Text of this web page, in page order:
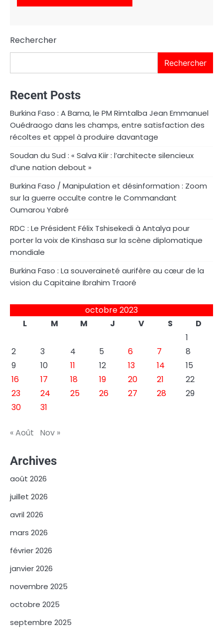
Rechercher
Rechercher
Recent Posts
Burkina Faso : A Bama, le PM Rimtalba Jean Emmanuel
Ouédraogo dans les champs, entre satisfaction des
récoltes et appel à produire davantage
Soudan du Sud : « Salva Kiir : l’architecte silencieux
d’une nation debout »
Burkina Faso / Manipulation et désinformation : Zoom
sur la guerre occulte contre le Commandant
Oumarou Yabré
RDC : Le Président Félix Tshisekedi à Antalya pour
porter la voix de Kinshasa sur la scène diplomatique
mondiale
Burkina Faso : La souveraineté aurifère au cœur de la
vision du Capitaine Ibrahim Traoré
octobre 2023
L
M M J V S
D
1
2
3 4 5 6 7
8
9
10 11 12 13 14
15
16
17 18 19 20 21
22
23
24 25 26 27 28
29
30
31
« Août Nov »
Archives
août 2026
juillet 2026
avril 2026
mars 2026
février 2026
janvier 2026
novembre 2025
octobre 2025
septembre 2025